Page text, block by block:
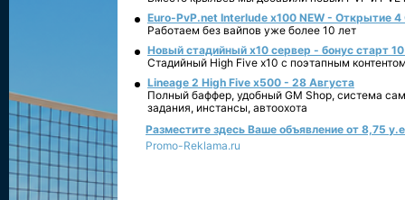
Euro-PvP.net Interlude х100 NEW - Открытие 4
Работаем без вайпов уже более 10 лет
Новый стадийный х10 сервер - бонус старт
Стадийный High Five x10 с поэтапным
Lineage 2 High Five x500 - 28 Августа
Полный баффер, удобный GM Shop, система
задания, инстансы, автоохота
Разместите здесь Ваше объявление от 8,75
Promo-Reklama.ru